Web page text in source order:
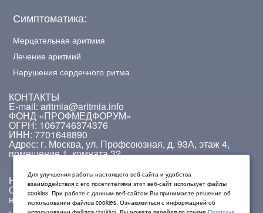
Симптоматика:
Мерцательная аритмия
Лечение аритмий
Нарушения сердечного ритма
КОНТАКТЫ
E-mail: aritmia@aritmia.info
ФОНД «ПРОФМЕДФОРУМ»
ОГРН: 1067746374376
ИНН: 7701648890
Адрес: г. Москва, ул. Профсоюзная, д. 93А, этаж 4,
помещение 1, комната 32.
На сайте работает система проверки ошибок.
Обнаружив неточность в тексте, выделите ее и
нажмите Ctrl + Enter.
Для улучшения работы настоящего веб-сайта и удобства
взаимодействия с его посетителями этот веб-сайт использует файлы
cookies. При работе с данным веб-сайтом Вы принимаете решение об
использовании файлов cookies. Ознакомиться с информацией об